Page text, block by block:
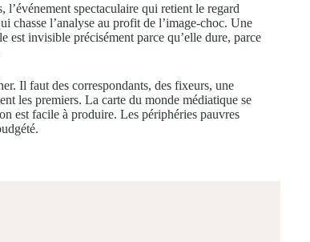
spectaculaire qui retient le regard
chasse l’analyse au profit de l’image-choc. Une
est invisible précisément parce qu’elle dure, parce
Il faut des correspondants, des fixeurs, une
les premiers. La carte du monde médiatique se
est facile à produire. Les périphéries pauvres